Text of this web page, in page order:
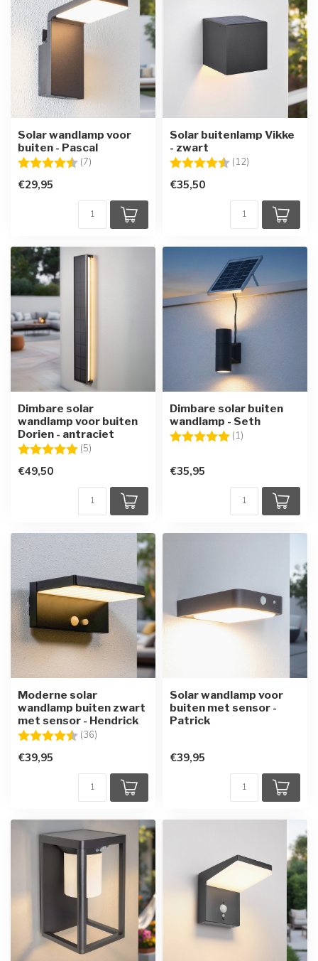
Solar wandlamp voor
buiten - Pascal
Beoordeling: (7)
€29,95
Solar buitenlamp Vikke
- zwart
Beoordeling: (12)
€35,50
Dimbare solar
wandlamp voor buiten
Dorien - antraciet
Beoordeling: (5)
€49,50
Dimbare solar buiten
wandlamp - Seth
Beoordeling: (1)
€35,95
Moderne solar
wandlamp buiten zwart
met sensor - Hendrick
Beoordeling: (36)
€39,95
Solar wandlamp voor
buiten met sensor -
Patrick
€39,95